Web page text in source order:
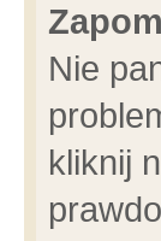
Nie
kliknij